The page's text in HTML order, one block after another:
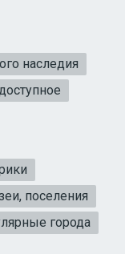
наследия
поселения
города